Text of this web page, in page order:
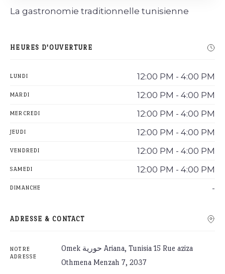
La gastronomie traditionnelle tunisienne
HEURES D'OUVERTURE
LUNDI 12:00 PM - 4:00 PM
MARDI 12:00 PM - 4:00 PM
MERCREDI 12:00 PM - 4:00 PM
JEUDI 12:00 PM - 4:00 PM
VENDREDI 12:00 PM - 4:00 PM
SAMEDI 12:00 PM - 4:00 PM
DIMANCHE -
ADRESSE & CONTACT
NOTRE
ADRESSE
Omek حورية Ariana, Tunisia 15 Rue aziza
Othmena Menzah 7, 2037